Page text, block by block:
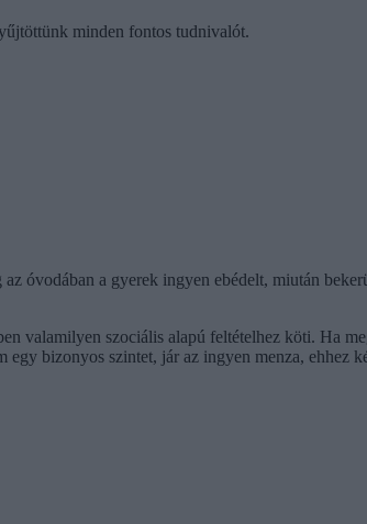
minden fontos tudnivalót.
óvodában a gyerek ingyen ebédelt, miután
valamilyen szociális alapú feltételhez köti. Ha
bizonyos szintet, jár az ingyen menza, ehhez